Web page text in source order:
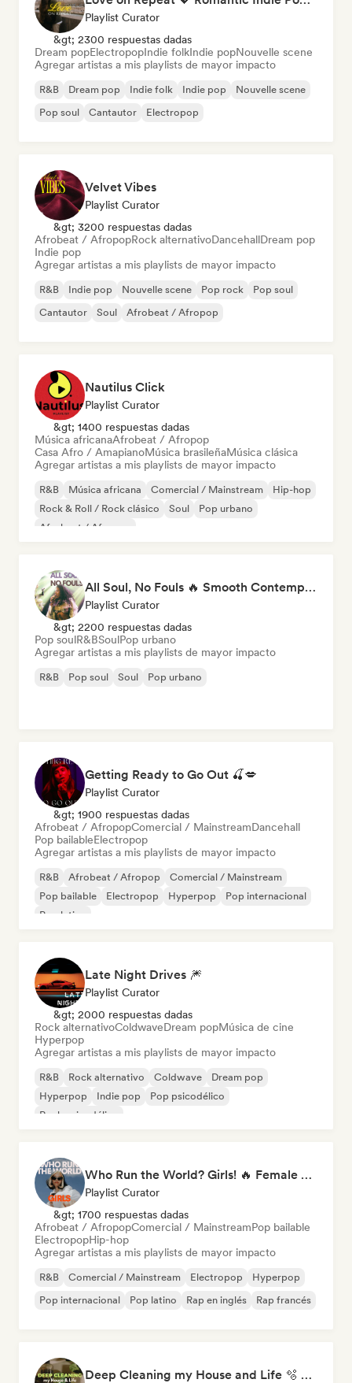
Playlist Curator
&gt; 2300 respuestas dadas
Dream popElectropopIndie folkIndie popNouvelle scene
Agregar artistas a mis playlists de mayor impacto
R&B Dream pop Indie folk Indie pop
Nouvelle scene
Pop soul
Cantautor Electropop
Velvet Vibes
Playlist Curator
&gt; 3200 respuestas dadas
Afrobeat / AfropopRock alternativoDancehallDream pop
Indie pop
Agregar artistas a mis playlists de mayor impacto
R&B Indie pop Nouvelle scene Pop rock
Pop soul
Cantautor
Soul Afrobeat / Afropop
Nautilus Click
Playlist Curator
&gt; 1400 respuestas dadas
Música africanaAfrobeat / Afropop
Casa Afro / AmapianoMúsica brasileñaMúsica clásica
Agregar artistas a mis playlists de mayor impacto
R&B Música africana Comercial / Mainstream
Hip-hop
Rock & Roll / Rock clásico
Soul
Pop urbano
Afrobeat / Afropop
All Soul, No Fouls 🔥 Smooth Contemporary R&B & Neo Soul
Playlist Curator
&gt; 2200 respuestas dadas
Pop soulR&BSoulPop urbano
Agregar artistas a mis playlists de mayor impacto
R&B Pop soul Soul Pop urbano
Getting Ready to Go Out 🍒💋
Playlist Curator
&gt; 1900 respuestas dadas
Afrobeat / AfropopComercial / MainstreamDancehall
Pop bailableElectropop
Agregar artistas a mis playlists de mayor impacto
R&B Afrobeat / Afropop
Comercial / Mainstream
Pop bailable
Electropop Hyperpop
Pop internacional
Pop latino
Late Night Drives 🎆
Playlist Curator
&gt; 2000 respuestas dadas
Rock alternativoColdwaveDream popMúsica de cine
Hyperpop
Agregar artistas a mis playlists de mayor impacto
R&B Rock alternativo Coldwave
Dream pop
Hyperpop
Indie pop
Pop psicodélico
Rock psicodélico
Who Run the World? Girls! 🔥 Female Empowerment Pop & Girl-Power Anthems
Playlist Curator
&gt; 1700 respuestas dadas
Afrobeat / AfropopComercial / MainstreamPop bailable
ElectropopHip-hop
Agregar artistas a mis playlists de mayor impacto
R&B Comercial / Mainstream Electropop
Hyperpop
Pop internacional
Pop latino Rap en inglés Rap francés
Deep Cleaning my House and Life 🫧 Bedroom Pop & Indie Pop